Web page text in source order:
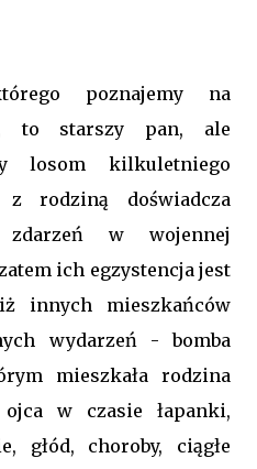
poznajemy na
to starszy pan, ale
losom kilkuletniego
rodziną doświadcza
w wojennej
ich egzystencja jest
innych mieszkańców
wydarzeń - bomba
mieszkała rodzina
ojca w czasie łapanki,
głód, choroby, ciągłe